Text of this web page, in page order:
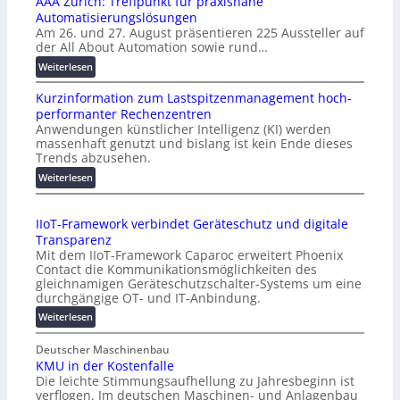
Automatisierungslösungen
Am 26. und 27. August präsentieren 225 Aussteller auf
der All About Automation sowie rund…
Weiterlesen:
A
A
A
Z
ü
r
i
c
:
T
r
e
f
f
p
u
n
k
t
Kurzinformation zum Lastspitzenmanagement hoch-
performanter Rechenzentren
Anwendungen künstlicher Intelligenz (KI) werden
massenhaft genutzt und bislang ist kein Ende dieses
Trends abzusehen.
Weiterlesen:
K
r
z
i
n
f
o
r
m
a
t
i
IIoT-Framework verbindet Geräteschutz und digitale
Transparenz
Mit dem IIoT-Framework Caparoc erweitert Phoenix
Contact die Kommunikationsmöglichkeiten des
gleichnamigen Geräteschutzschalter-Systems um eine
durchgängige OT- und IT-Anbindung.
Weiterlesen:
I
I
o
T
-
Deutscher Maschinenbau
KMU in der Kostenfalle
Die leichte Stimmungsaufhellung zu Jahresbeginn ist
verflogen. Im deutschen Maschinen- und Anlagenbau